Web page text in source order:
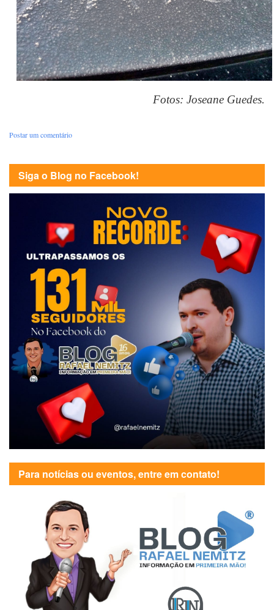
Fotos: Joseane Guedes.
Postar um comentário
Siga o Blog no Facebook!
Para notícias ou eventos, entre em contato!